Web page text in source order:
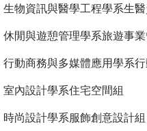
生物資訊與醫學工程學系生
休閒與遊憩管理學系旅遊事
行動商務與多媒體應用學系
室內設計學系住宅空間組
時尚設計學系服飾創意設計組